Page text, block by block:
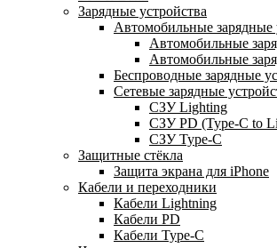
Зарядные устройства
Автомобильные зарядные
Автомобильные
Автомобильные
Беспроводные зарядные
Сетевые зарядные
СЗУ Lighting
СЗУ PD (Type-C to
СЗУ Type-C
Защитные стёкла
Защита экрана для iPhone
Кабели и переходники
Кабели Lightning
Кабели PD
Кабели Type-C